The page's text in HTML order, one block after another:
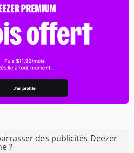
des publicités Deezer
?